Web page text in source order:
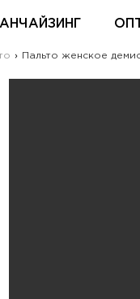
ОПТ
Пальто женское